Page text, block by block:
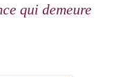
qui demeure